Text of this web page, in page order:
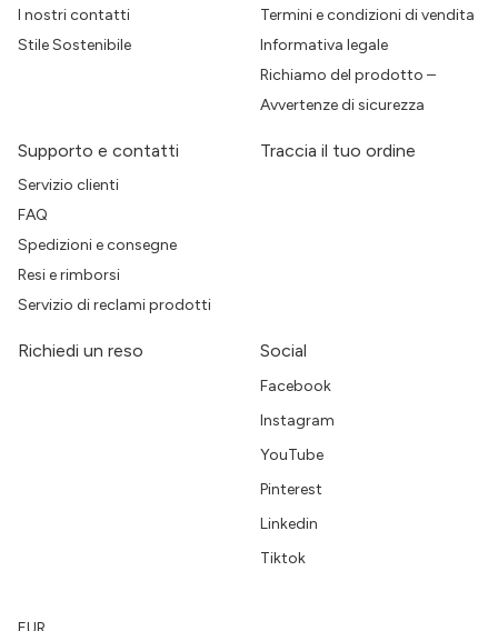
I nostri contatti
Stile Sostenibile
Termini e condizioni di vendita
Informativa legale
Richiamo del prodotto –
Avvertenze di sicurezza
Supporto e contatti
Servizio clienti
FAQ
Spedizioni e consegne
Resi e rimborsi
Servizio di reclami prodotti
Traccia il tuo ordine
Richiedi un reso Social
Facebook
Instagram
YouTube
Pinterest
Linkedin
Tiktok